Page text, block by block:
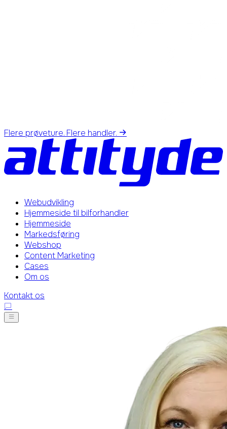
Flere prøveture. Flere handler.
Webudvikling
Hjemmeside til bilforhandler
Hjemmeside
Markedsføring
Webshop
Content Marketing
Cases
Om os
Kontakt os